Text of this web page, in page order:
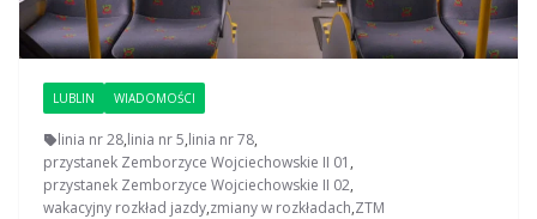
LUBLIN WIADOMOŚCI
linia nr 28,linia nr 5,linia nr 78,
przystanek Zemborzyce Wojciechowskie II 01,
przystanek Zemborzyce Wojciechowskie II 02,
wakacyjny rozkład jazdy,zmiany w rozkładach,ZTM